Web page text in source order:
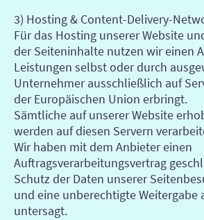
3) Hosting & Content-Delivery-
Für das Hosting unserer Website
der Seiteninhalte nutzen wir einen
Leistungen selbst oder durch
Unternehmer ausschließlich auf
der Europäischen Union erbringt.
Sämtliche auf unserer Website
werden auf diesen Servern
Wir haben mit dem Anbieter einen
Auftragsverarbeitungsvertrag
Schutz der Daten unserer
und eine unberechtigte Weitergabe
untersagt.